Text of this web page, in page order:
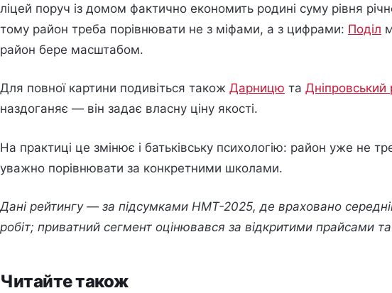
ліцей поруч із домом фактично економить родині суму рівня
тому район треба порівнювати не з міфами, а з цифрами: Поділ
район бере масштабом.
Для повної картини подивіться також Дарницю та Дніпровський
наздоганяє — він задає власну ціну якості.
На практиці це змінює і батьківську психологію: район уже не
уважно порівнювати за конкретними школами.
Дані рейтингу — за підсумками НМТ-2025, де враховано середній
робіт; приватний сегмент оцінювався за відкритими прайсами
Читайте також